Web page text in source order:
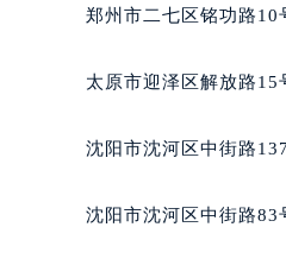
辽宁
辽宁
辽宁
郑州市二七区铭功路10
太原市迎泽区解放路15
沈阳市沈河区中街路
沈阳市沈河区中街路83